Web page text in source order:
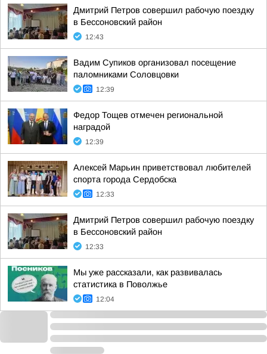
Дмитрий Петров совершил рабочую поездку
в Бессоновский район
12:43
Вадим Супиков организовал посещение
паломниками Соловцовки
12:39
Федор Тощев отмечен региональной
наградой
12:39
Алексей Марьин приветствовал любителей
спорта города Сердобска
12:33
Дмитрий Петров совершил рабочую поездку
в Бессоновский район
12:33
Мы уже рассказали, как развивалась
статистика в Поволжье
12:04